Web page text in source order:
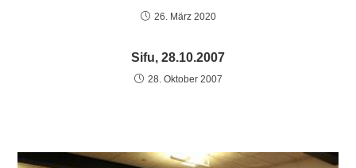
26. März 2020
Sifu, 28.10.2007
28. Oktober 2007